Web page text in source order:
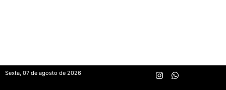
Sexta, 07 de agosto de 2026